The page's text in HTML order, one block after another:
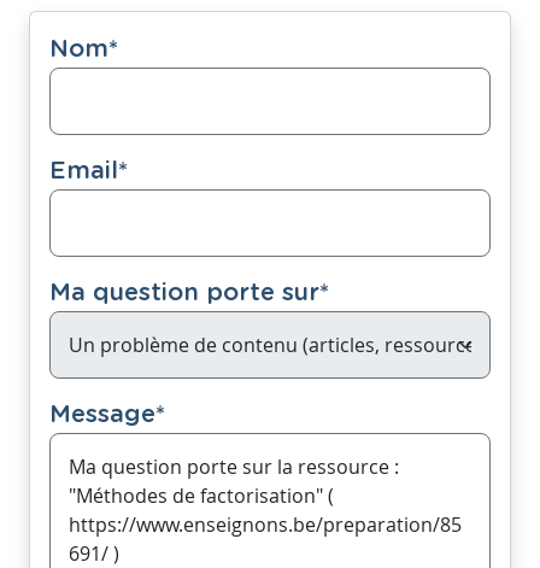
Nom*
Email*
Ma question porte sur*
Message*